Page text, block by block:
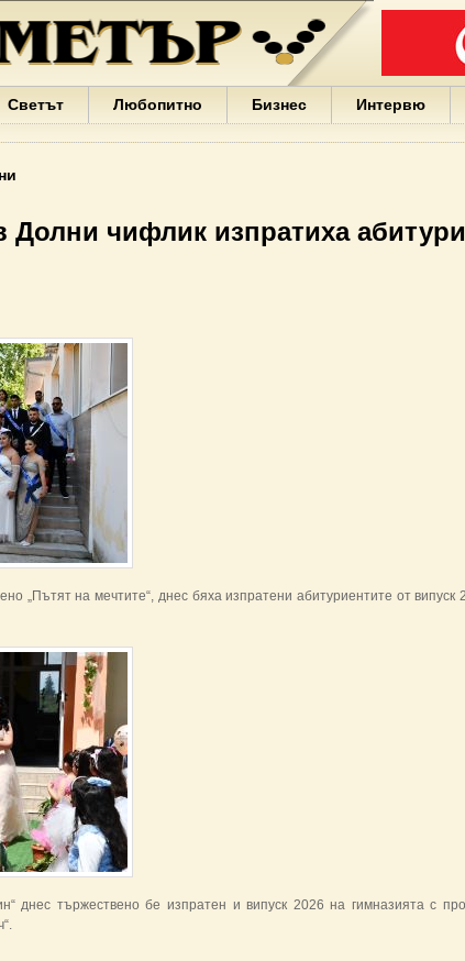
Варна
ЕС
Светът Любопитно Бизнес Интервю
чифлик изпратиха
„Пътят на мечтите“, днес бяха изпратени абитуриентите от випуск
днес тържествено бе изпратен и випуск 2026 на гимназията с